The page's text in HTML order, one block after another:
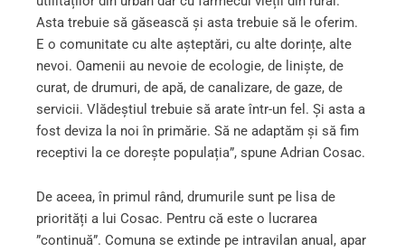
Asta trebuie să găsească și asta trebuie să le oferim.
E o comunitate cu alte așteptări, cu alte dorințe, alte
nevoi. Oamenii au nevoie de ecologie, de liniște, de
curat, de drumuri, de apă, de canalizare, de gaze, de
servicii. Vlădeștiul trebuie să arate într-un fel. Și asta a
fost deviza la noi în primărie. Să ne adaptăm și să fim
receptivi la ce dorește populația”, spune Adrian Cosac.
De aceea, în primul rând, drumurile sunt pe lisa de
priorități a lui Cosac. Pentru că este o lucrarea
”continuă”. Comuna se extinde pe intravilan anual, apar